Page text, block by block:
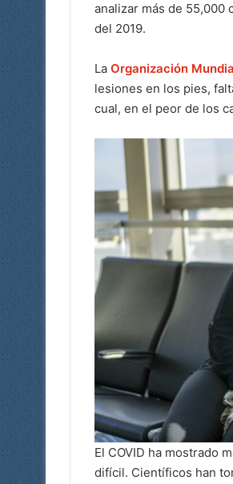
analizar más de 55,000
del 2019.
La Organización
lesiones en los pies,
cual, en el peor de los
El COVID ha mostrado
difícil. Científicos han